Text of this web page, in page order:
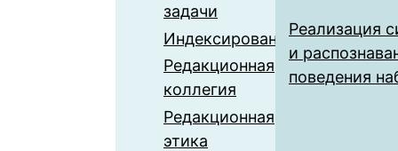
задачи
Индексирование
Редакционная
коллегия
Редакционная
этика
Реализация
и
поведения